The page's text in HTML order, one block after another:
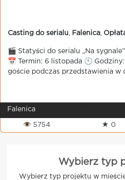
Casting do serialu Falenica
🎬 Statyści do serialu „Na
📅 Termin: 6 listopada 🕚
goście podczas przedstawienia w
Falenica
👁 5754 ★ 0
Wybierz typ
Wybierz typ projektu w